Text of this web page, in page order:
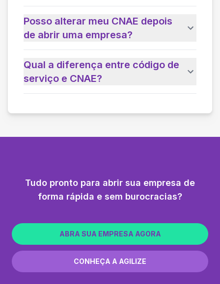
Posso alterar meu CNAE depois
de abrir uma empresa?
Qual a diferença entre código de
serviço e CNAE?
Tudo pronto para abrir sua empresa de
forma rápida e sem burocracias?
ABRA SUA EMPRESA AGORA
CONHEÇA A AGILIZE